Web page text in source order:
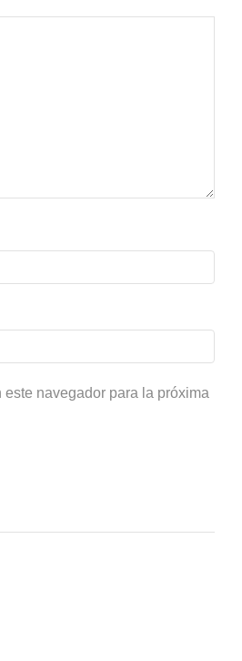
navegador para la próxima